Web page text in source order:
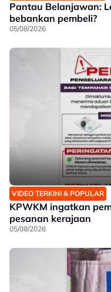
Pantau Belanjawan:
bebankan pembeli?
05/08/2026
VIDEO TERKINI & POPULAR
KPWKM ingatkan
pesanan kerajaan
05/08/2026